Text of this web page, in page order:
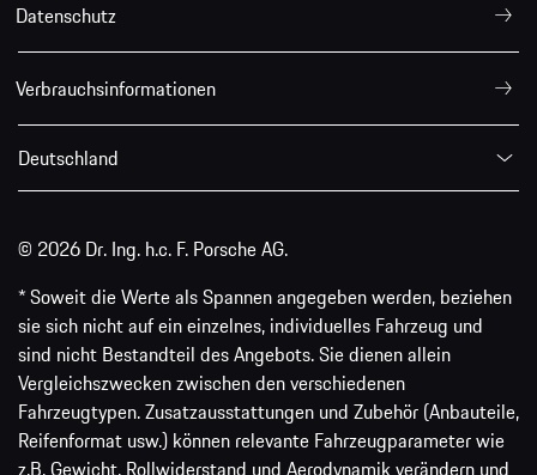
Datenschutz
Verbrauchsinformationen
Deutschland
© 2026 Dr. Ing. h.c. F. Porsche AG.
* Soweit die Werte als Spannen angegeben werden, beziehen
sie sich nicht auf ein einzelnes, individuelles Fahrzeug und
sind nicht Bestandteil des Angebots. Sie dienen allein
Vergleichszwecken zwischen den verschiedenen
Fahrzeugtypen. Zusatzausstattungen und Zubehör (Anbauteile,
Reifenformat usw.) können relevante Fahrzeugparameter wie
z.B. Gewicht, Rollwiderstand und Aerodynamik verändern und